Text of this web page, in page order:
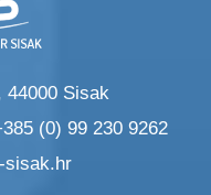
44000 Sisak
(0) 99 230 9262
sisak.hr